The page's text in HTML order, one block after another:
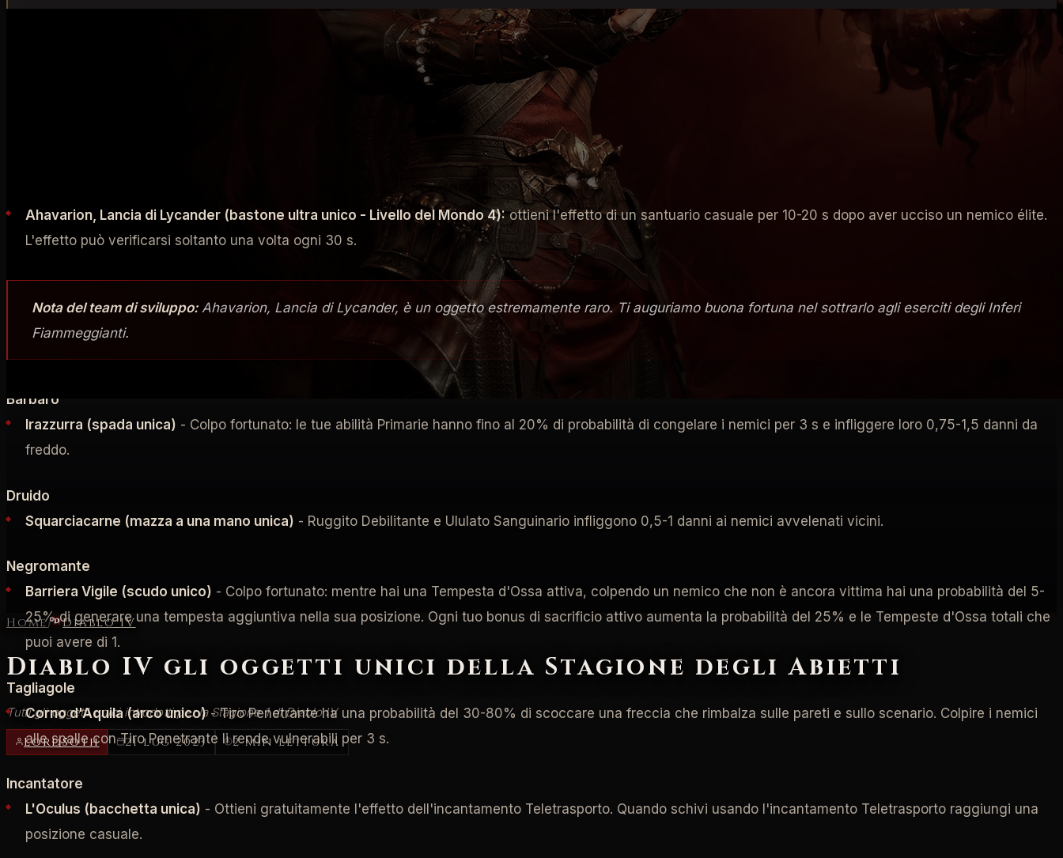
Home/ Diablo IV
Diablo IV gli oggetti unici della Stagione degli Abietti
Tutti gli oggetti unici introdotti per la Stagione 1 di Diablo IV
LordSoth 21 lug 2023 2 min lettura
NUOVI OGGETTI UNICI E ASPETTI LEGGENDARI
Sono stati scoperti nuovi oggetti unici e aspetti leggendari a Sanctuarium. Usali per potenziare i tuoi personaggi nel Regno Eterno e nel Regno Stagionale. Questi
oggetti unici sono ottenibili dal Livello del Mondo IV e gli aspetti leggendari sono ottenibili a qualunque Livello del Mondo.
Ahavarion, Lancia di Lycander (bastone ultra unico - Livello del Mondo 4):ottieni l'effetto di un santuario casuale per 10-20 s dopo aver ucciso un nemico élite.
L'effetto può verificarsi soltanto una volta ogni 30 s.
Nota del team di sviluppo:Ahavarion, Lancia di Lycander, è un oggetto estremamente raro. Ti auguriamo buona fortuna nel sottrarlo agli eserciti degli Inferi
Fiammeggianti.
Barbaro
Irazzurra (spada unica) - Colpo fortunato: le tue abilità Primarie hanno fino al 20% di probabilità di congelare i nemici per 3 s e infliggere loro 0,75-1,5 danni da
freddo.
Druido
Squarciacarne (mazza a una mano unica) - Ruggito Debilitante e Ululato Sanguinario infliggono 0,5-1 danni ai nemici avvelenati vicini.
Negromante
Barriera Vigile (scudo unico) - Colpo fortunato: mentre hai una Tempesta d'Ossa attiva, colpendo un nemico che non è ancora vittima hai una probabilità del 5-
25% di generare una tempesta aggiuntiva nella sua posizione. Ogni tuo bonus di sacrificio attivo aumenta la probabilità del 25% e le Tempeste d'Ossa totali che
puoi avere di 1.
Tagliagole
Corno d'Aquila (arco unico)- Tiro Penetrante ha una probabilità del 30-80% di scoccare una freccia che rimbalza sulle pareti e sullo scenario. Colpire i nemici
alle spalle con Tiro Penetrante li rende vulnerabili per 3 s.
Incantatore
L'Oculus (bacchetta unica) - Ottieni gratuitamente l'effetto dell'incantamento Teletrasporto. Quando schivi usando l'incantamento Teletrasporto raggiungi una
posizione casuale.